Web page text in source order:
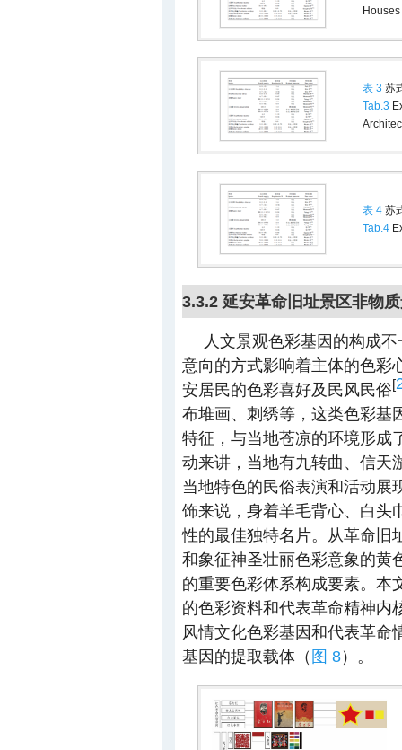
Houses
表 3 苏
Tab.3
表 4苏
Tab.4
3.3.2 延安革命旧址景区非物
人文景观色彩基因的构成
意向的方式影响着主体的色彩
安居民的色彩喜好及民风民俗[
布堆画、刺绣等，这类色彩基
特征，与当地苍凉的环境形成
动来讲，当地有九转曲、信天
当地特色的民俗表演和活动展
饰来说，身着羊毛背心、白头
性的最佳独特名片。从革命旧
和象征神圣壮丽色彩意象的黄
的重要色彩体系构成要素。本
的色彩资料和代表革命精神内
风情文化色彩基因和代表革命
基因的提取载体（ 图 8）。